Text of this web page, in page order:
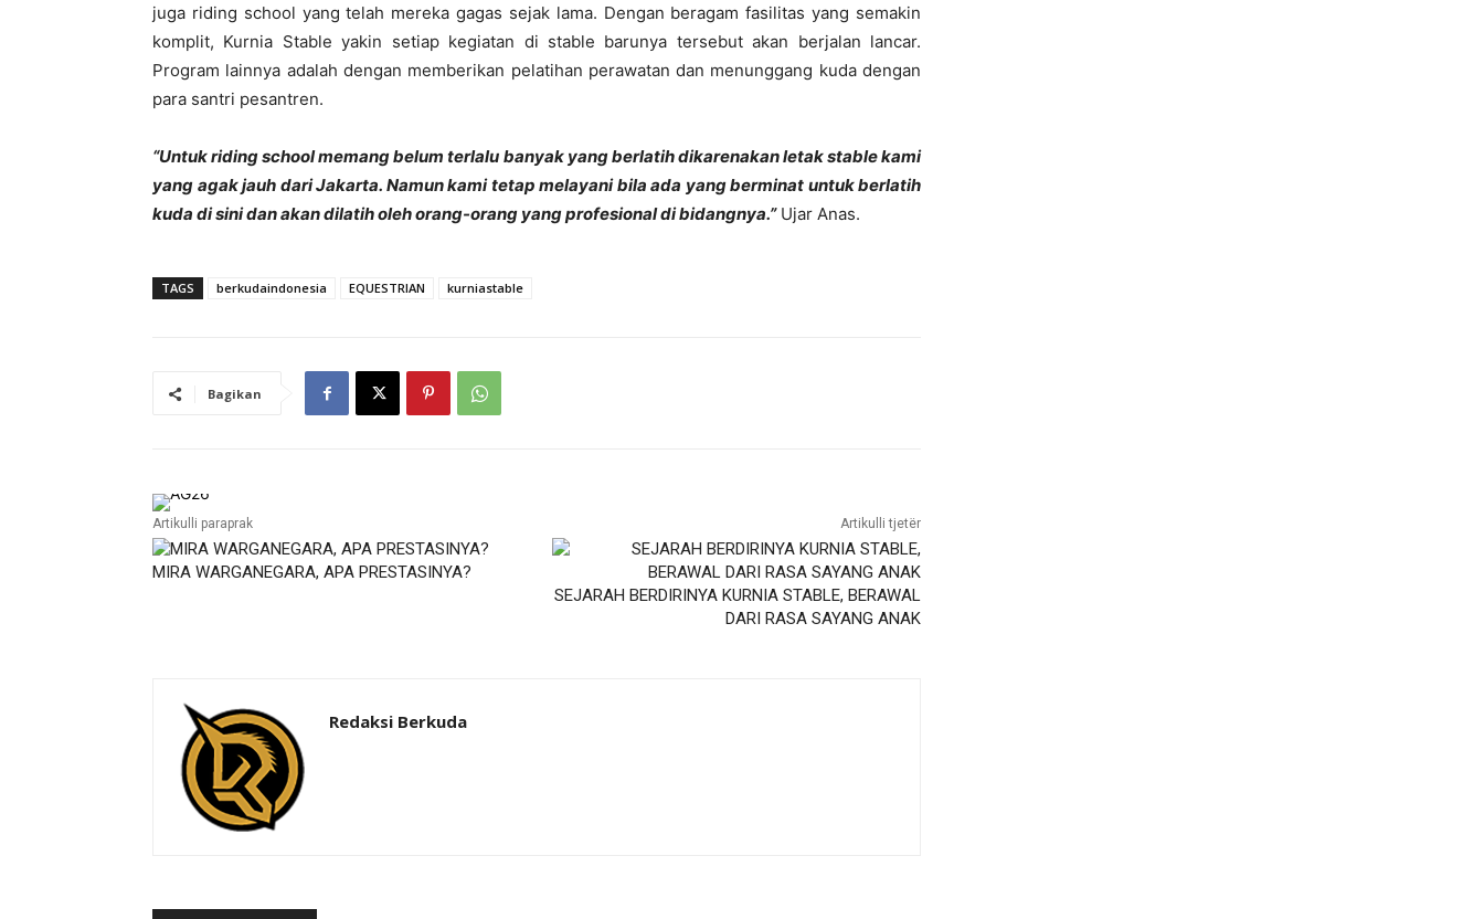
juga riding school yang telah mereka gagas sejak lama. Dengan beragam fasilitas yang semakin
komplit, Kurnia Stable yakin setiap kegiatan di stable barunya tersebut akan berjalan lancar.
Program lainnya adalah dengan memberikan pelatihan perawatan dan menunggang kuda dengan
para santri pesantren.
“Untuk riding school memang belum terlalu banyak yang berlatih dikarenakan letak stable kami
yang agak jauh dari Jakarta. Namun kami tetap melayani bila ada yang berminat untuk berlatih
kuda di sini dan akan dilatih oleh orang-orang yang profesional di bidangnya.”Ujar Anas.
TAGS berkudaindonesia EQUESTRIAN kurniastable
Bagikan
Artikulli paraprak
MIRA WARGANEGARA, APA PRESTASINYA?
Artikulli tjetër
SEJARAH BERDIRINYA KURNIA STABLE, BERAWAL
DARI RASA SAYANG ANAK
Redaksi Berkuda